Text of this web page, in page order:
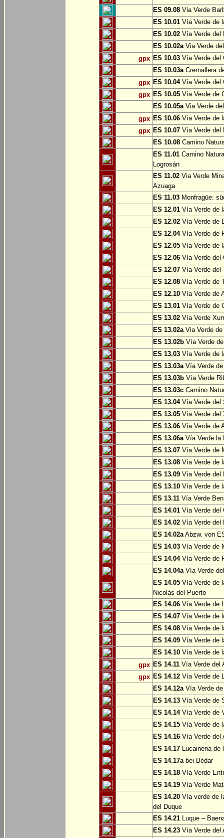
ES 09.08 Via Verde
ES 10.01 Vía Verde de
ES 10.02 Vía Verde del
ES 10.02aVia Verde
gpx ES 10.03 Vía Verde del
ES 10.03aCremallera
gpx ES 10.04Vía Verde del
gpx ES 10.05 Vía Verde de
ES 10.05aVia Verde
gpx ES 10.06 Vía Verde de
gpx ES 10.07 Vía Verde del
ES 10.08 Camino
ES 11.01 Camino
Logrosán
ES 11.02 Via Verde
Azuaga
ES 11.03 Monfragüe:
ES 12.01 Vía Verde de
ES 12.02 Vía Verde de
ES 12.04Vía Verde de
ES 12.05 Vía Verde de
ES 12.06 Vìa Verde del
ES 12.07 Vía Verde del
ES 12.08 Vía Verde de
ES 12.10 Vía Verde de
ES 13.01 Vía Verde de
ES 13.02 Vía Verde
ES 13.02aVia Verde de
ES 13.02b Vía Verde
ES 13.03 Vía Verde de
ES 13.03aVía Verde de
ES 13.03b Vía Verde
ES 13.03c Camino
ES 13.04Vía Verde del
ES 13.05 Vía Verde del
ES 13.06 Vía Verde de
ES 13.06aVía Verde la
ES 13.07 Vía Verde de
ES 13.08 Vía Verde de
ES 13.09 Vía Verde del
ES 13.10 Vía Verde de
ES 13.11 Vía Verde
ES 14.01 Vía Verde del
ES 14.02 Vía Verde del
ES 14.02aAbzw. von
ES 14.03 Vía Verde de
ES 14.04Vía Verde de
ES 14.04aVía Verde
ES 14.05 Vía Verde de
Nicolás del Puerto
ES 14.06 Vía Verde de
ES 14.07 Vía Verde de
ES 14.08 Vía Verde de
ES 14.09 Vía Verde de
ES 14.10 Vía Verde de
gpx ES 14.11 Vía Verde del
gpx ES 14.12 Vía Verde de
ES 14.12aVía Verde de
ES 14.13 Vía Verde de
ES 14.14Vía Verde de
ES 14.15 Vía Verde de
ES 14.16 Vía Verde del
ES 14.17 Lucainena de
ES 14.17abei Bédar
ES 14.18 Vìa Verde
ES 14.19 Vìa Verde
ES 14.20 Vía verde de
del Duque
ES 14.21 Luque –
ES 14.23 Vía Verde del